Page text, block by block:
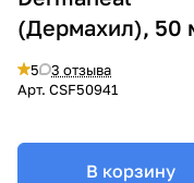
(Дермахил), 50
5
3 отзыва
Арт. CSF50941
В корзину